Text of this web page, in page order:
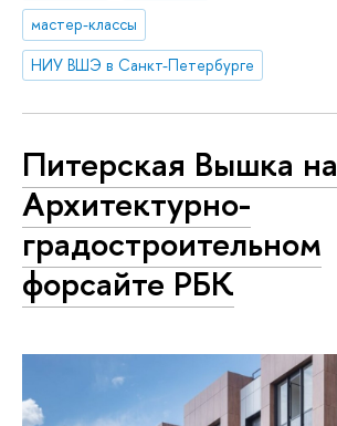
мастер-классы
НИУ ВШЭ в Санкт-Петербурге
Питерская Вышка на
Архитектурно-
градостроительном
форсайте РБК